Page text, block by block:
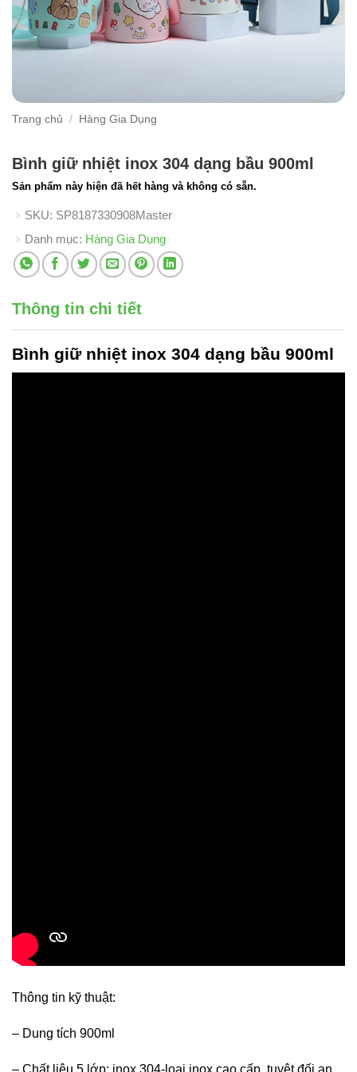
Trang chủ / Hàng Gia Dụng
Bình giữ nhiệt inox 304 dạng bầu 900ml
Sản phẩm này hiện đã hết hàng và không có sẵn.
SKU: SP8187330908Master
Danh mục: Hàng Gia Dụng
Thông tin chi tiết
Bình giữ nhiệt inox 304 dạng bầu 900ml
Thông tin kỹ thuật:
– Dung tích 900ml